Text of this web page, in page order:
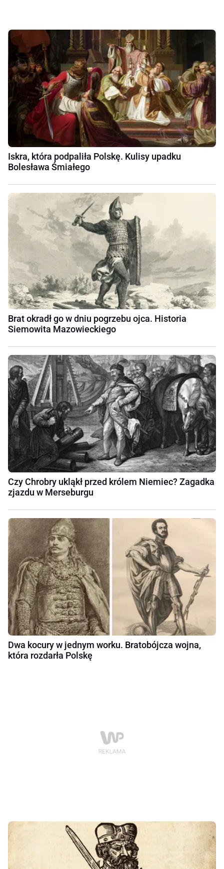
Iskra, która podpaliła Polskę. Kulisy upadku
Bolesława Śmiałego
Brat okradł go w dniu pogrzebu ojca. Historia
Siemowita Mazowieckiego
Czy Chrobry ukląkł przed królem Niemiec? Zagadka
zjazdu w Merseburgu
Dwa kocury w jednym worku. Bratobójcza wojna,
która rozdarła Polskę